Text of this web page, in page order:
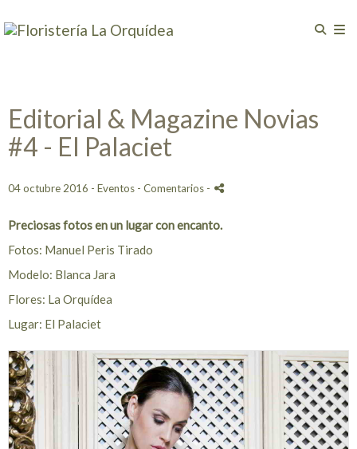
Editorial & Magazine Novias
#4 - El Palaciet
04 octubre 2016 - Eventos - Comentarios -
Preciosas fotos en un lugar con encanto.
Fotos: Manuel Peris Tirado
Modelo: Blanca Jara
Flores: La Orquídea
Lugar: El Palaciet